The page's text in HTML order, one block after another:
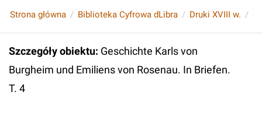
Strona główna Biblioteka Cyfrowa dLibra Druki XVIII w.
Szczegóły obiektu: Geschichte Karls von
Burgheim und Emiliens von Rosenau. In Briefen.
T. 4